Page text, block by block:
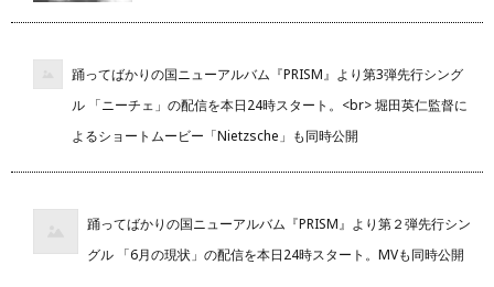
踊ってばかりの国ニューアルバム『PRISM』より第3弾先行シング
ル 「ニーチェ」の配信を本日24時スタート。<br> 堀田英仁監督に
よるショートムービー「Nietzsche」も同時公開
踊ってばかりの国ニューアルバム『PRISM』より第２弾先行シン
グル 「6月の現状」の配信を本日24時スタート。MVも同時公開